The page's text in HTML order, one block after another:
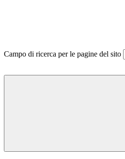
Campo di ricerca per le pagine del sito